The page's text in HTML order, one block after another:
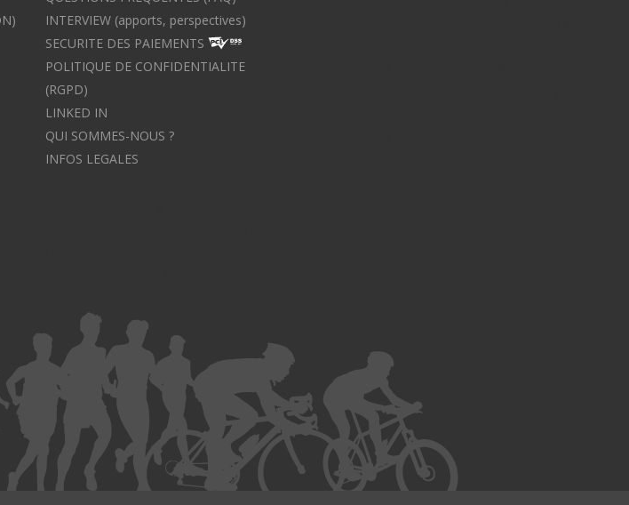
INTERVIEW (apports, perspectives)
SECURITE DES PAIEMENTS
POLITIQUE DE CONFIDENTIALITE
(RGPD)
LINKED IN
QUI SOMMES-NOUS ?
INFOS LEGALES